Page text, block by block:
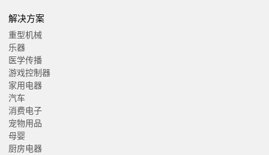
解决方案
重型机械
乐器
医学传播
游戏控制器
家用电器
汽车
消费电子
宠物用品
母婴
厨房电器